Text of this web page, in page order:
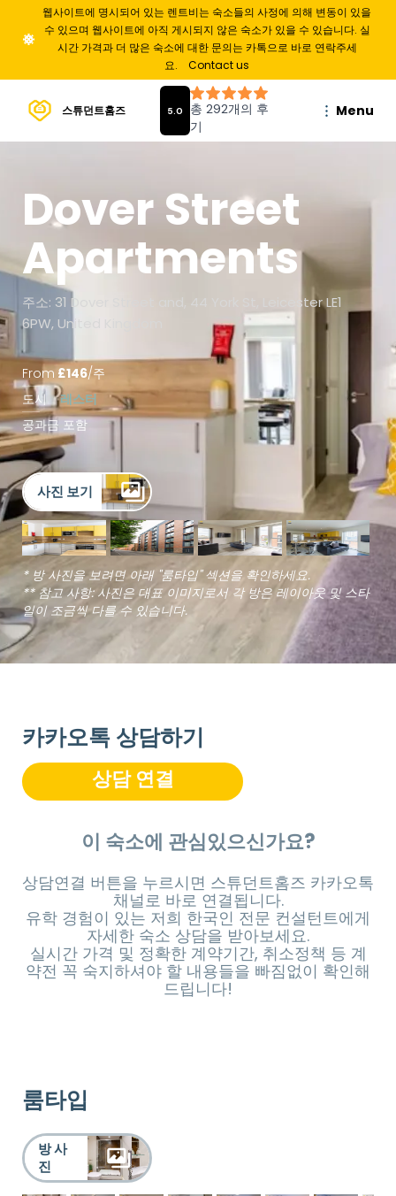
웹사이트에 명시되어 있는 렌트비는 숙소들의 사정에 의해 변동이 있을
수 있으며 웹사이트에 아직 게시되지 않은 숙소가 있을 수 있습니다. 실
시간 가격과 더 많은 숙소에 대한 문의는 카톡으로 바로 연락주세
요.
Contact us
스튜던트홈즈 Menu
Dover Street
Apartments
주소: 31 Dover Street and, 44 York St, Leicester LE1
6PW, United Kingdom
From £146/주
도시
레스터
공과금 포함
사진 보기
* 방 사진을 보려면 아래 "룸타입" 섹션을 확인하세요.
** 참고 사항: 사진은 대표 이미지로서 각 방은 레이아웃 및 스타
일이 조금씩 다를 수 있습니다.
카카오톡 상담하기
상담 연결
이 숙소에 관심있으신가요?
상담연결 버튼을 누르시면 스튜던트홈즈 카카오톡
채널로 바로 연결됩니다.
유학 경험이 있는 저희 한국인 전문 컨설턴트에게
자세한 숙소 상담을 받아보세요.
실시간 가격 및 정확한 계약기간, 취소정책 등 계
약전 꼭 숙지하셔야 할 내용들을 빠짐없이 확인해
드립니다!
룸타입
방 사
진